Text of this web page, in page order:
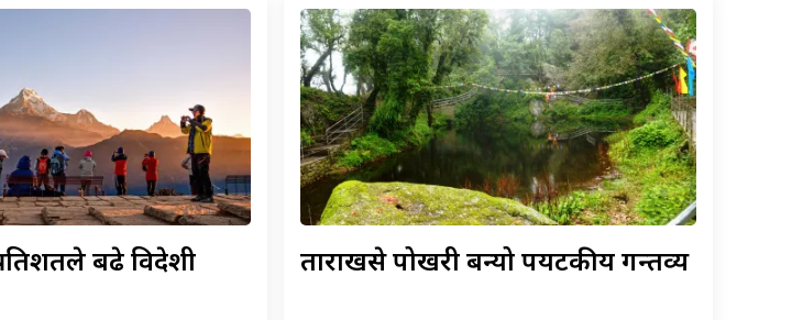
बढे विदेशी
ताराखसेपोखरी बन्यो पर्यटकीय गन्तव्य